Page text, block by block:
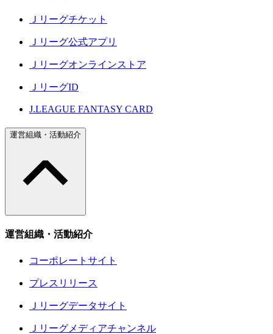
Ｊリーグチケット
Ｊリーグ公式アプリ
Ｊリーグオンラインストア
ＪリーグID
J.LEAGUE FANTASY CARD
運営組織・活動紹介
運営組織・活動紹介
コーポレートサイト
プレスリリース
Ｊリーグデータサイト
Ｊリーグメディアチャンネル